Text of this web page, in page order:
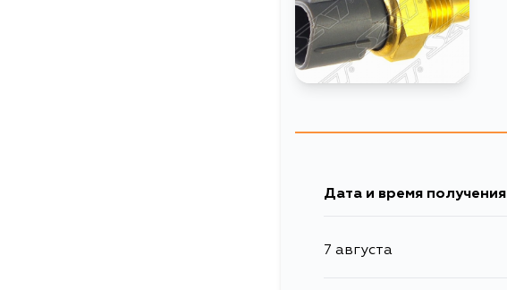
Дата и время получения
7 августа